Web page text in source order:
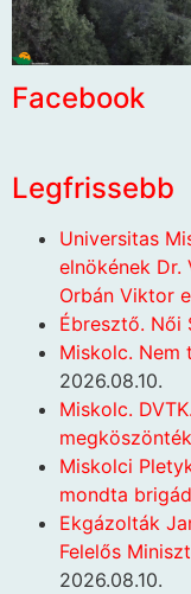
Facebook
Legfrissebb
Universitas
elnökének Dr.
Orbán Viktor
Ébresztő. Női
Miskolc. Nem
2026.08.10.
Miskolc.
Miskolci
mondta
Ekgázolták
Felelős
2026.08.10.